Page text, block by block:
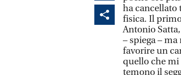
ha cancellato
fisica. Il
Antonio
– spiega –
favorire un
quello che mi
temono il